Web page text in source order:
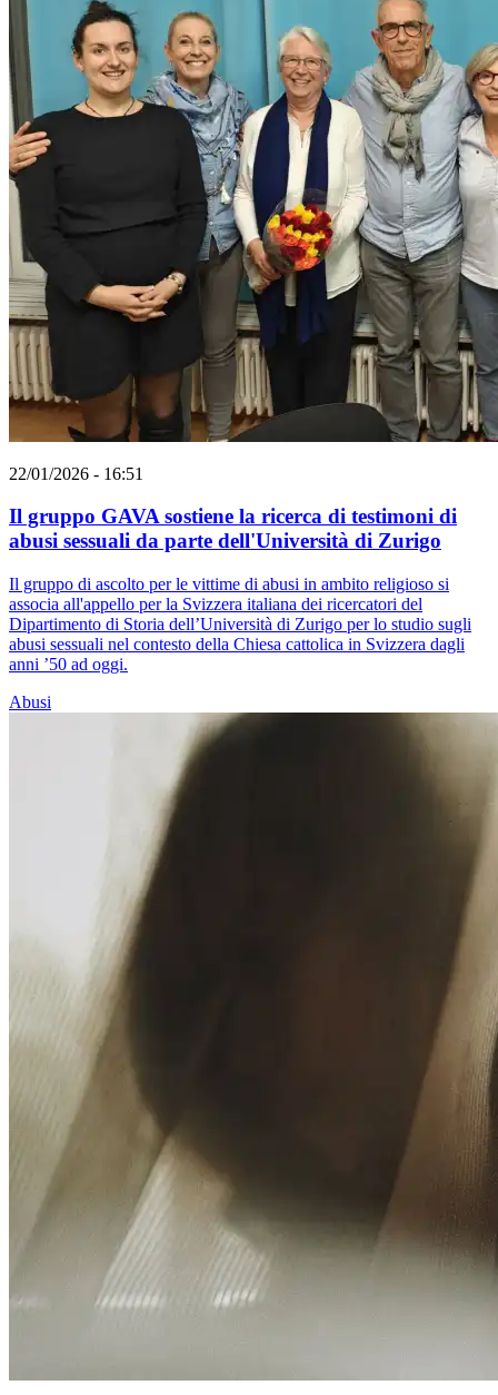
22/01/2026 - 16:51
Il gruppo GAVA sostiene la ricerca di testimoni di
abusi sessuali da parte dell'Università di Zurigo
Il gruppo di ascolto per le vittime di abusi in ambito religioso si
associa all'appello per la Svizzera italiana dei ricercatori del
Dipartimento di Storia dell’Università di Zurigo per lo studio sugli
abusi sessuali nel contesto della Chiesa cattolica in Svizzera dagli
anni ’50 ad oggi.
Abusi